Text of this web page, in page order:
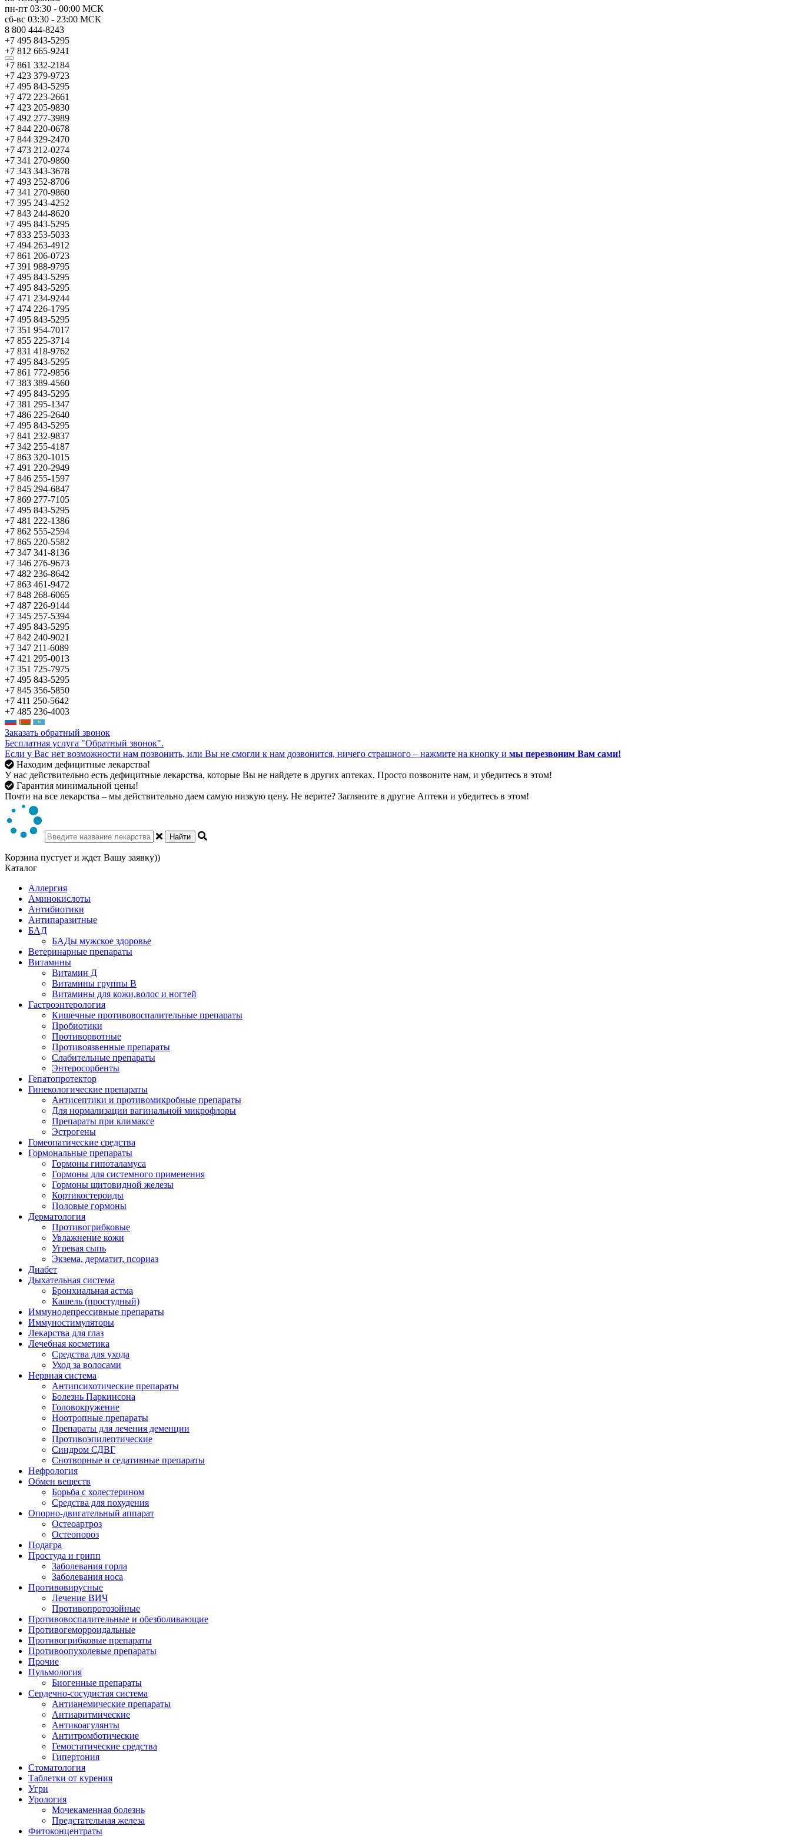
пн-пт 03:30 - 00:00 МСК
сб-вс 03:30 - 23:00 МСК
8 800 444-8243
+7 495 843-5295
+7 812 665-9241
+7 861 332-2184
+7 423 379-9723
+7 495 843-5295
+7 472 223-2661
+7 423 205-9830
+7 492 277-3989
+7 844 220-0678
+7 844 329-2470
+7 473 212-0274
+7 341 270-9860
+7 343 343-3678
+7 493 252-8706
+7 341 270-9860
+7 395 243-4252
+7 843 244-8620
+7 495 843-5295
+7 833 253-5033
+7 494 263-4912
+7 861 206-0723
+7 391 988-9795
+7 495 843-5295
+7 495 843-5295
+7 471 234-9244
+7 474 226-1795
+7 495 843-5295
+7 351 954-7017
+7 855 225-3714
+7 831 418-9762
+7 495 843-5295
+7 861 772-9856
+7 383 389-4560
+7 495 843-5295
+7 381 295-1347
+7 486 225-2640
+7 495 843-5295
+7 841 232-9837
+7 342 255-4187
+7 863 320-1015
+7 491 220-2949
+7 846 255-1597
+7 845 294-6847
+7 869 277-7105
+7 495 843-5295
+7 481 222-1386
+7 862 555-2594
+7 865 220-5582
+7 347 341-8136
+7 346 276-9673
+7 482 236-8642
+7 863 461-9472
+7 848 268-6065
+7 487 226-9144
+7 345 257-5394
+7 495 843-5295
+7 842 240-9021
+7 347 211-6089
+7 421 295-0013
+7 351 725-7975
+7 495 843-5295
+7 845 356-5850
+7 411 250-5642
+7 485 236-4003
Заказать обратный звонок
Бесплатная услуга "Обратный звонок".
Если у Вас нет возможности нам позвонить, или Вы не смогли к нам дозвонится, ничего страшного – нажмите на кнопку и мы перезвоним Вам сами!
Находим дефицитные лекарства!
У нас действительно есть дефицитные лекарства, которые Вы не найдете в других аптеках. Просто позвоните нам, и убедитесь в этом!
Гарантия минимальной цены!
Почти на все лекарства – мы действительно даем самую низкую цену. Не верите? Загляните в другие Аптеки и убедитесь в этом!
Найти
Корзина пустует и ждет Вашу заявку))
Каталог
Аллергия
Аминокислоты
Антибиотики
Антипаразитные
БАД
БАДы мужское здоровье
Ветеринарные препараты
Витамины
Витамин Д
Витамины группы В
Витамины для кожи,волос и ногтей
Гастроэнтерология
Кишечные противовоспалительные препараты
Пробиотики
Противорвотные
Противоязвенные препараты
Слабительные препараты
Энтеросорбенты
Гепатопротектор
Гинекологические препараты
Антисептики и противомикробные препараты
Для нормализации вагинальной микрофлоры
Препараты при климаксе
Эстрогены
Гомеопатические средства
Гормональные препараты
Гормоны гипоталамуса
Гормоны для системного применения
Гормоны щитовидной железы
Кортикостероиды
Половые гормоны
Дерматология
Противогрибковые
Увлажнение кожи
Угревая сыпь
Экзема, дерматит, псориаз
Диабет
Дыхательная система
Бронхиальная астма
Кашель (простудный)
Иммунодепрессивные препараты
Иммуностимуляторы
Лекарства для глаз
Лечебная косметика
Средства для ухода
Уход за волосами
Нервная система
Антипсихотические препараты
Болезнь Паркинсона
Головокружение
Ноотропные препараты
Препараты для лечения деменции
Противоэпилептические
Синдром СДВГ
Снотворные и седативные препараты
Нефрология
Обмен веществ
Борьба с холестерином
Средства для похудения
Опорно-двигательный аппарат
Остеоартроз
Остеопороз
Подагра
Простуда и грипп
Заболевания горла
Заболевания носа
Противовирусные
Лечение ВИЧ
Противопротозойные
Противовоспалительные и обезболивающие
Противогеморроидальные
Противогрибковые препараты
Противоопухолевые препараты
Прочие
Пульмология
Биогенные препараты
Сердечно-сосудистая система
Антианемические препараты
Антиаритмические
Антикоагулянты
Антитромботические
Гемостатические средства
Гипертония
Стоматология
Таблетки от курения
Угри
Урология
Мочекаменная болезнь
Предстательная железа
Фитоконцентраты